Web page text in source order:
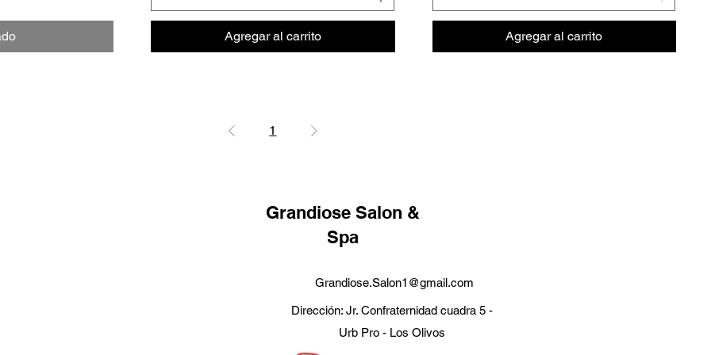
Agregar al carrito Agregar al carrito
1
Grandiose Salon &
Spa
Grandiose.Salon1@gmail.com
Dirección: Jr. Confraternidad cuadra 5 -
Urb Pro - Los Olivos